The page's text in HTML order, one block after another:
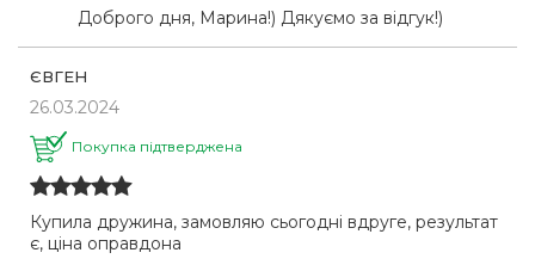
Доброго дня, Марина!) Дякуємо за відгук!)
ЄВГЕН
26.03.2024
Покупка підтверджена
Купила дружина, замовляю сьогодні вдруге, результат
є, ціна оправдона